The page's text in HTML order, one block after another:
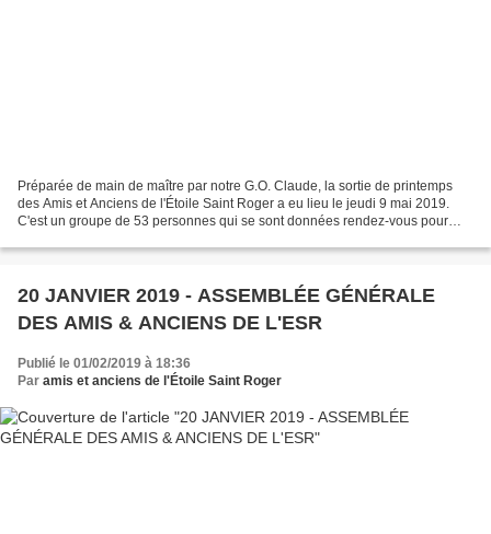
Préparée de main de maître par notre G.O. Claude, la sortie de printemps
des Amis et Anciens de l'Étoile Saint Roger a eu lieu le jeudi 9 mai 2019.
C'est un groupe de 53 personnes qui se sont données rendez-vous pour
20 JANVIER 2019 - ASSEMBLÉE GÉNÉRALE
DES AMIS & ANCIENS DE L'ESR
Publié le 01/02/2019 à 18:36
Par amis et anciens de l'Étoile Saint Roger